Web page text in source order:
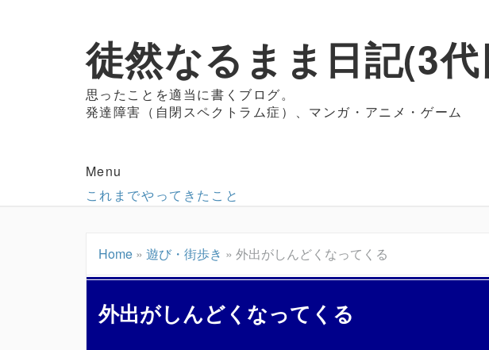
徒然なるまま日記(3代
思ったことを適当に書くブログ。
発達障害（自閉スペクトラム症）、マンガ・アニメ・ゲーム
Menu
これまでやってきたこと
Home» 遊び・街歩き » 外出がしんどくなってくる
外出がしんどくなってくる